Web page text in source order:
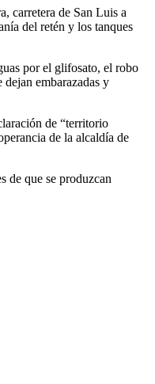
carretera de San Luis a
del retén y los tanques
por el glifosato, el robo
embarazadas y
de “territorio
de la alcaldía de
de que se produzcan